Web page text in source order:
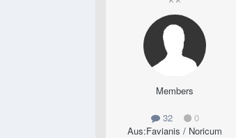
Members
32
0
Aus:Favianis / Noricum